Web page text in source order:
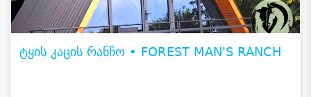
ტყის კაცის რანჩო • FOREST MAN'S RANCH